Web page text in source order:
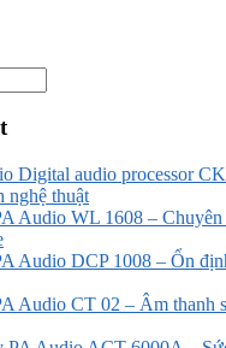
Digital audio processor
nghệ thuật
Audio WL 1608 –
Audio DCP 1008 – Ổn
Audio CT 02 – Âm thanh